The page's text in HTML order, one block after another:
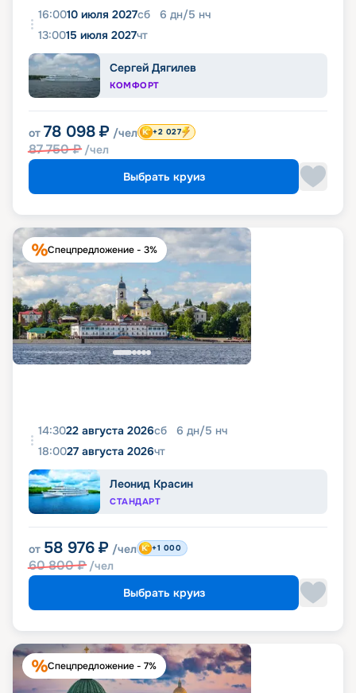
16:0010 июля 2027сб 6 дн/5 нч
13:0015 июля 2027чт
Сергей Дягилев
КОМФОРТ
от 78 098 ₽ /чел
87 750₽ /чел
+2 027
Выбрать круиз
Спецпредложение - 3%
14:3022 августа 2026сб 6 дн/5 нч
18:0027 августа 2026чт
Леонид Красин
СТАНДАРТ
от 58 976 ₽ /чел
60 800₽ /чел
+1 000
Выбрать круиз
Спецпредложение - 7%